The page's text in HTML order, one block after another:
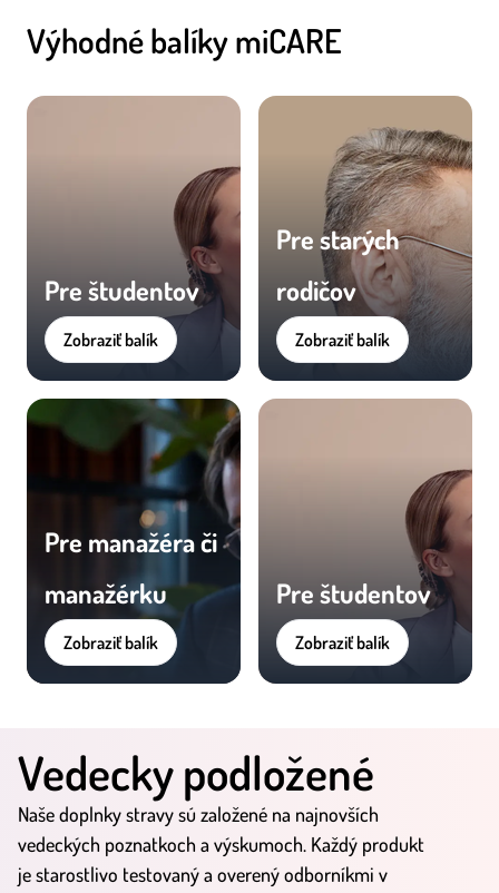
Výhodné balíky miCARE
Pre študentov
Zobraziť balík
Pre starých
rodičov
Zobraziť balík
Pre manažéra či
manažérku
Zobraziť balík
Pre študentov
Zobraziť balík
Vedecky podložené
Naše doplnky stravy sú založené na najnovších
vedeckých poznatkoch a výskumoch. Každý produkt
je starostlivo testovaný a overený odborníkmi v